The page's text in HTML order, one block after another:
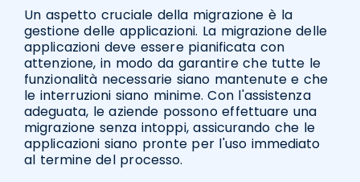
Un aspetto cruciale della migrazione è la
gestione delle applicazioni. La migrazione delle
applicazioni deve essere pianificata con
attenzione, in modo da garantire che tutte le
funzionalità necessarie siano mantenute e che
le interruzioni siano minime. Con l'assistenza
adeguata, le aziende possono effettuare una
migrazione senza intoppi, assicurando che le
applicazioni siano pronte per l'uso immediato
al termine del processo.